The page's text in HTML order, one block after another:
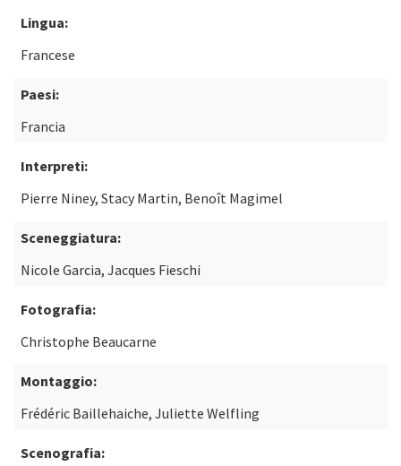
Lingua:
Francese
Paesi:
Francia
Interpreti:
Pierre Niney, Stacy Martin, Benoît Magimel
Sceneggiatura:
Nicole Garcia, Jacques Fieschi
Fotografia:
Christophe Beaucarne
Montaggio:
Frédéric Baillehaiche, Juliette Welfling
Scenografia: